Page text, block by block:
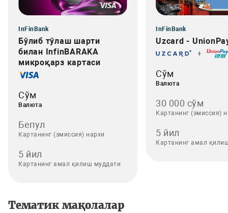
InFinBank
Бўлиб тўлаш шарти
билан InfinBARAKA
микроқарз картаси
Сўм
Валюта
Бепул
Картанинг (эмиссия) нархи
5 йил
Картанинг амал қилиш муддати
InFinBank
Uzcard -
+
Сўм
Валюта
30 000 сўм
Картанинг (эмиссия)
5 йил
Картанинг амал
Тематик мақолалар